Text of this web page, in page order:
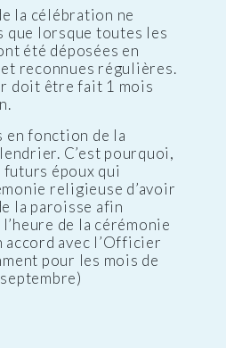
la célébration ne
que lorsque toutes les
été déposées en
reconnues régulières.
doit être fait 1 mois
en fonction de la
C’est pourquoi,
époux qui
religieuse d’avoir
la paroisse afin
de la cérémonie
accord avec l’Officier
pour les mois de